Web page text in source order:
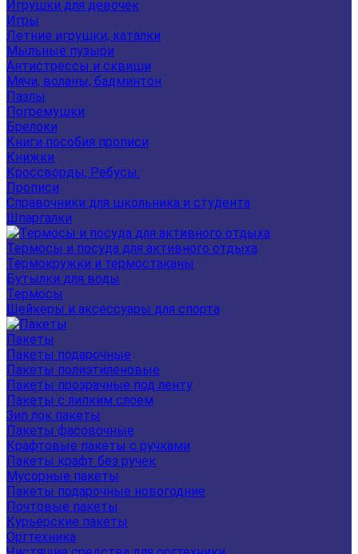
Игрушки для девочек
Игры
Летние игрушки, каталки
Мыльные пузыри
Антистрессы и сквиши
Мячи, воланы, бадминтон
Пазлы
Погремушки
Брелоки
Книги пособия прописи
Книжки
Кроссворды, Ребусы.
Прописи
Справочники для школьника и студента
Шпаргалки
Термосы и посуда для активного отдыха
Термокружки и термостаканы
Бутылки для воды
Термосы
Шейкеры и аксессуары для спорта
Пакеты
Пакеты подарочные
Пакеты полиэтиленовые
Пакеты прозрачные под ленту
Пакеты с липким слоем
Зип лок пакеты
Пакеты фасовочные
Крафтовые пакеты с ручками
Пакеты крафт без ручек
Мусорные пакеты
Пакеты подарочные новогодние
Почтовые пакеты
Курьерские пакеты
Оргтехника